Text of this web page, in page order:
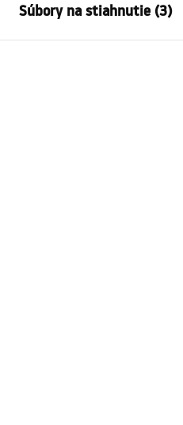
Spôsob montáže
Farba
Súbory na stiahnutie (3)